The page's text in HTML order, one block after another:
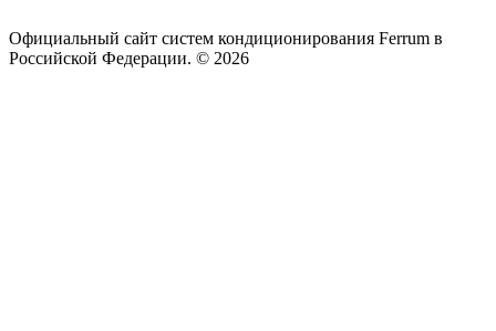
Официальный сайт систем кондиционирования Ferrum в
Российской Федерации. © 2026